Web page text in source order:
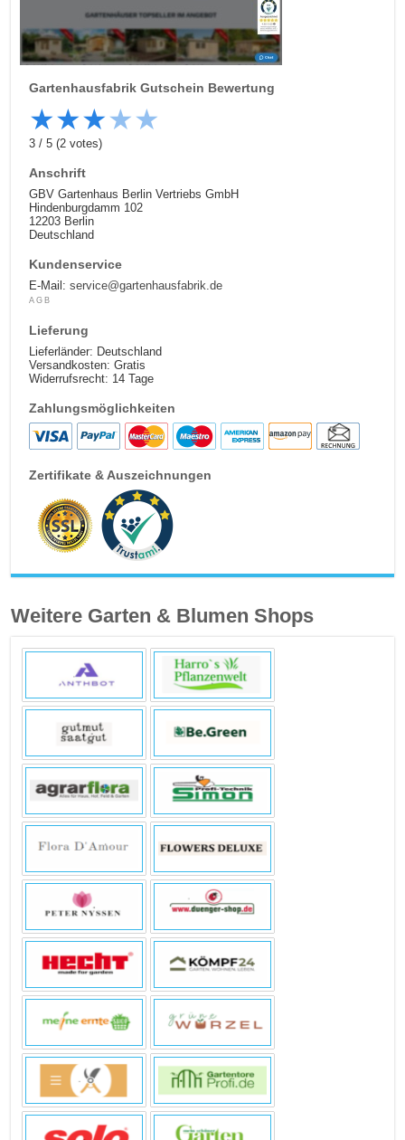
Gartenhausfabrik Gutschein Bewertung
★★★★★
3/5 (2 votes)
Anschrift
GBV Gartenhaus Berlin Vertriebs GmbH
Hindenburgdamm 102
12203 Berlin
Deutschland
Kundenservice
E-Mail:service@gartenhausfabrik.de
AGB
Lieferung
Lieferländer: Deutschland
Versandkosten: Gratis
Widerrufsrecht: 14 Tage
Zahlungsmöglichkeiten
Zertifikate & Auszeichnungen
Weitere Garten & Blumen Shops